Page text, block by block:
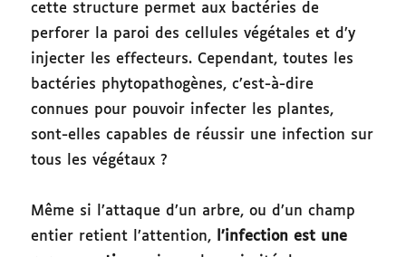
cette structure permet aux bactéries de
perforer la paroi des cellules végétales et d’y
injecter les effecteurs. Cependant, toutes les
bactéries phytopathogènes, c’est-à-dire
connues pour pouvoir infecter les plantes,
sont-elles capables de réussir une infection sur
tous les végétaux ?
Même si l’attaque d’un arbre, ou d’un champ
entier retient l’attention, l’infection est une